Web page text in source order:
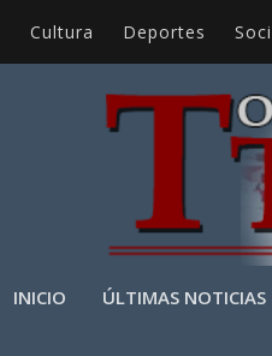
Cultura Deportes
INICIO ÚLTIMAS NOTICIAS